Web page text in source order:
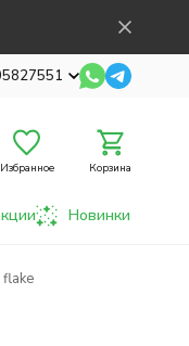
Избранное Корзина
Новинки